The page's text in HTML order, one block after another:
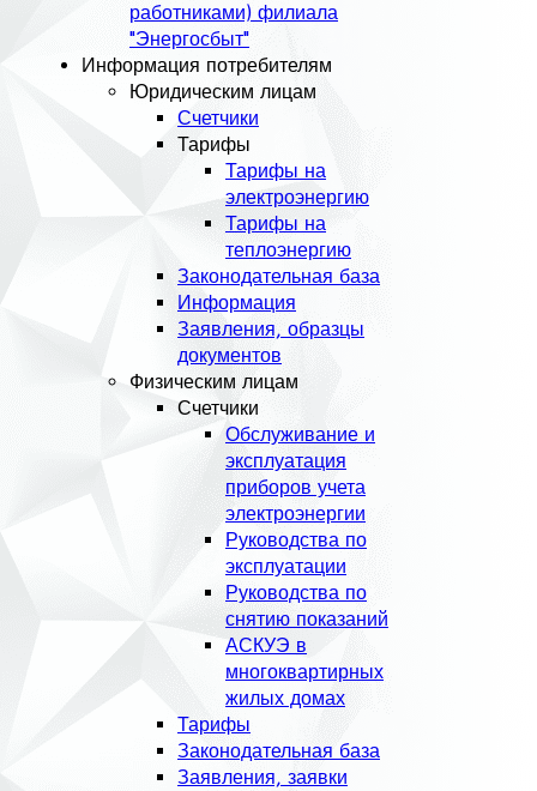
работниками) филиала
"Энергосбыт"
Информация потребителям
Юридическим лицам
Счетчики
Тарифы
Тарифы на
электроэнергию
Тарифы на
теплоэнергию
Законодательная база
Информация
Заявления, образцы
документов
Физическим лицам
Счетчики
Обслуживание и
эксплуатация
приборов учета
электроэнергии
Руководства по
эксплуатации
Руководства по
снятию показаний
АСКУЭ в
многоквартирных
жилых домах
Тарифы
Законодательная база
Заявления, заявки